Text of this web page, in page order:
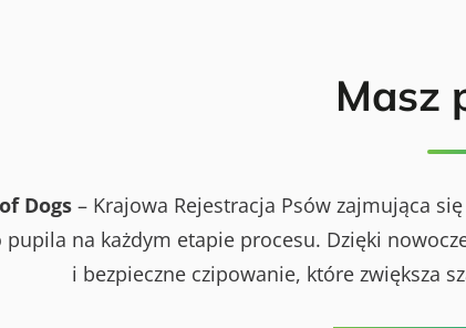
Masz
Dogs – Krajowa Rejestracja Psów zajmująca
na każdym etapie procesu. Dzięki
i bezpieczne czipowanie, które zwiększa